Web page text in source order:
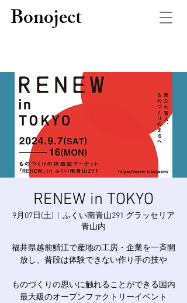
Bonoject
RENEW in TOKYO
9月07日(土)
ふくい南青山291 グラッセリア
青山内
福井県越前鯖江で産地の工房・企業を一斉開
放し、普段は体験できない作り手の技や
ものづくりの思いに触れることができる国内
最大級のオープンファクトリーイベント